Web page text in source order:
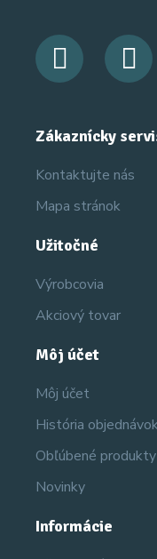
Zákaznícky
Kontaktujte nás
Mapa stránok
Užitočné
Výrobcovia
Akciový tovar
Môj účet
Môj účet
História objednávok
Obľúbené produkty
Novinky
Informácie